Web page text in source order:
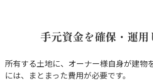
手元資金を確保・運用
所有する土地に、オーナー様自身が建物
には、まとまった費用が必要です。